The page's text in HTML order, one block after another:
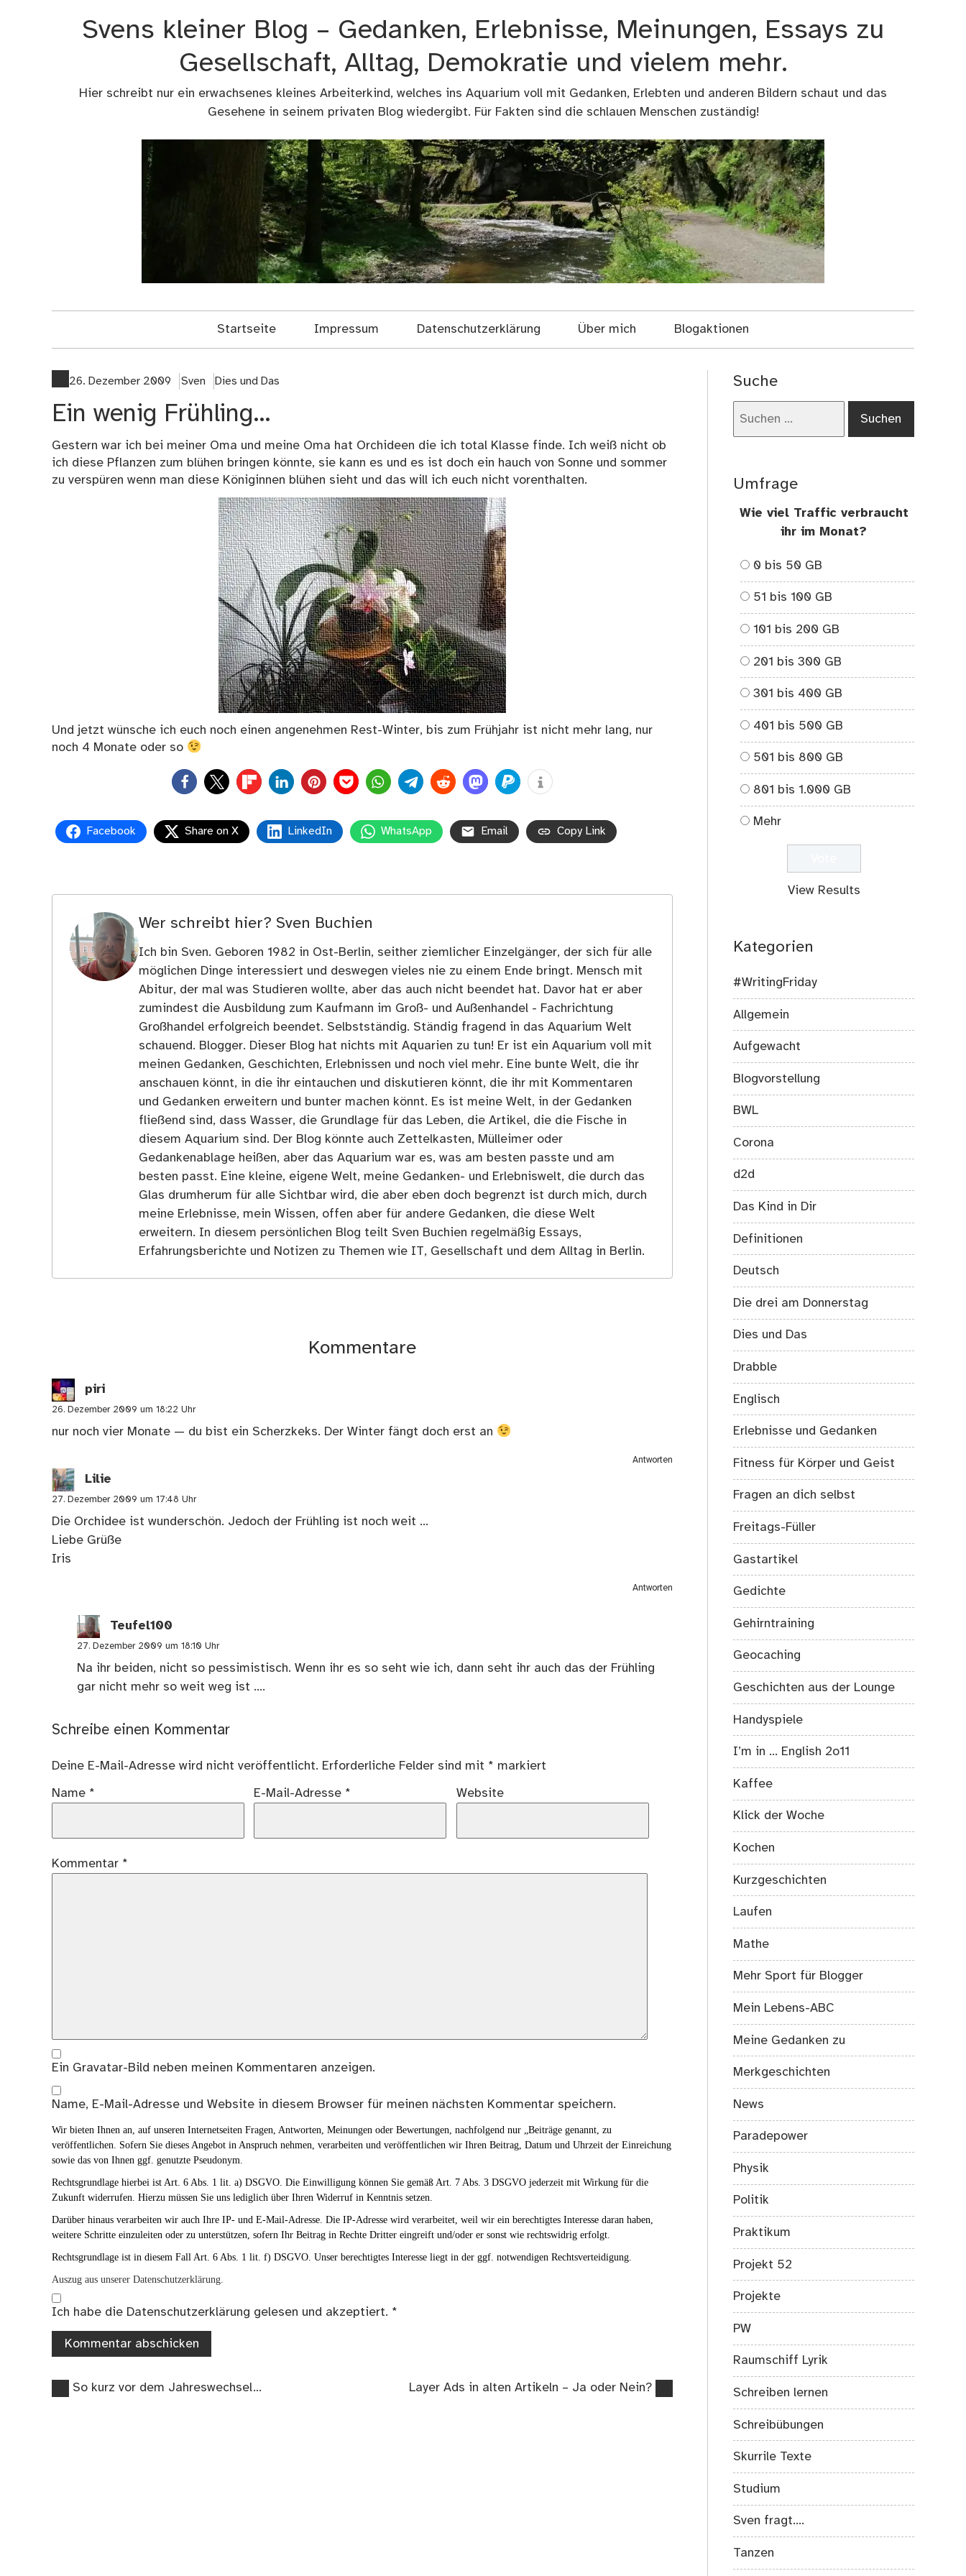
Svens kleiner Blog – Gedanken, Erlebnisse, Meinungen, Essays zu
Gesellschaft, Alltag, Demokratie und vielem mehr.
Hier schreibt nur ein erwachsenes kleines Arbeiterkind, welches ins Aquarium voll mit Gedanken, Erlebten und anderen Bildern schaut und das
Gesehene in seinem privaten Blog wiedergibt. Für Fakten sind die schlauen Menschen zuständig!
Startseite Impressum Datenschutzerklärung Über mich Blogaktionen
26. Dezember 2009 Sven Dies und Das
Ein wenig Frühling…
Gestern war ich bei meiner Oma und meine Oma hat Orchideen die ich total Klasse finde. Ich weiß nicht ob
ich diese Pflanzen zum blühen bringen könnte, sie kann es und es ist doch ein hauch von Sonne und sommer
zu verspüren wenn man diese Königinnen blühen sieht und das will ich euch nicht vorenthalten.
Und jetzt wünsche ich euch noch einen angenehmen Rest-Winter, bis zum Frühjahr ist nicht mehr lang, nur
noch 4 Monate oder so
0
Facebook Share on X LinkedIn WhatsApp Email Copy Link
Wer schreibt hier? Sven Buchien
Ich bin Sven. Geboren 1982 in Ost-Berlin, seither ziemlicher Einzelgänger, der sich für alle
möglichen Dinge interessiert und deswegen vieles nie zu einem Ende bringt. Mensch mit
Abitur, der mal was Studieren wollte, aber das auch nicht beendet hat. Davor hat er aber
zumindest die Ausbildung zum Kaufmann im Groß- und Außenhandel - Fachrichtung
Großhandel erfolgreich beendet. Selbstständig. Ständig fragend in das Aquarium Welt
schauend. Blogger. Dieser Blog hat nichts mit Aquarien zu tun! Er ist ein Aquarium voll mit
meinen Gedanken, Geschichten, Erlebnissen und noch viel mehr. Eine bunte Welt, die ihr
anschauen könnt, in die ihr eintauchen und diskutieren könnt, die ihr mit Kommentaren
und Gedanken erweitern und bunter machen könnt. Es ist meine Welt, in der Gedanken
fließend sind, dass Wasser, die Grundlage für das Leben, die Artikel, die die Fische in
diesem Aquarium sind. Der Blog könnte auch Zettelkasten, Mülleimer oder
Gedankenablage heißen, aber das Aquarium war es, was am besten passte und am
besten passt. Eine kleine, eigene Welt, meine Gedanken- und Erlebniswelt, die durch das
Glas drumherum für alle Sichtbar wird, die aber eben doch begrenzt ist durch mich, durch
meine Erlebnisse, mein Wissen, offen aber für andere Gedanken, die diese Welt
erweitern. In diesem persönlichen Blog teilt Sven Buchien regelmäßig Essays,
Erfahrungsberichte und Notizen zu Themen wie IT, Gesellschaft und dem Alltag in Berlin.
Kommentare
piri
26. Dezember 2009 um 18:22 Uhr
nur noch vier Monate — du bist ein Scherzkeks. Der Winter fängt doch erst an
Antworten
Lilie
27. Dezember 2009 um 17:48 Uhr
Die Orchidee ist wunderschön. Jedoch der Frühling ist noch weit …
Liebe Grüße
Iris
Antworten
Teufel100
27. Dezember 2009 um 18:10 Uhr
Na ihr beiden, nicht so pessimistisch. Wenn ihr es so seht wie ich, dann seht ihr auch das der Frühling
gar nicht mehr so weit weg ist ….
Schreibe einen Kommentar
Deine E-Mail-Adresse wird nicht veröffentlicht. Erforderliche Felder sind mit * markiert
Name * E-Mail-Adresse * Website
Kommentar *
Ein Gravatar-Bild neben meinen Kommentaren anzeigen.
Name, E-Mail-Adresse und Website in diesem Browser für meinen nächsten Kommentar speichern.
Wir bieten Ihnen an, auf unseren Internetseiten Fragen, Antworten, Meinungen oder Bewertungen, nachfolgend nur „Beiträge genannt, zu
veröffentlichen. Sofern Sie dieses Angebot in Anspruch nehmen, verarbeiten und veröffentlichen wir Ihren Beitrag, Datum und Uhrzeit der Einreichung
sowie das von Ihnen ggf. genutzte Pseudonym.
Rechtsgrundlage hierbei ist Art. 6 Abs. 1 lit. a) DSGVO. Die Einwilligung können Sie gemäß Art. 7 Abs. 3 DSGVO jederzeit mit Wirkung für die
Zukunft widerrufen. Hierzu müssen Sie uns lediglich über Ihren Widerruf in Kenntnis setzen.
Darüber hinaus verarbeiten wir auch Ihre IP- und E-Mail-Adresse. Die IP-Adresse wird verarbeitet, weil wir ein berechtigtes Interesse daran haben,
weitere Schritte einzuleiten oder zu unterstützen, sofern Ihr Beitrag in Rechte Dritter eingreift und/oder er sonst wie rechtswidrig erfolgt.
Rechtsgrundlage ist in diesem Fall Art. 6 Abs. 1 lit. f) DSGVO. Unser berechtigtes Interesse liegt in der ggf. notwendigen Rechtsverteidigung.
Auszug aus unserer Datenschutzerklärung.
Ich habe die Datenschutzerklärung gelesen und akzeptiert. *
Beitragsnavigation
Vorheriger
So kurz vor dem Jahreswechsel…
Nächster
Layer Ads in alten Artikeln – Ja oder Nein?
Suche
Umfrage
Wie viel Traffic verbraucht
ihr im Monat?
0 bis 50 GB
51 bis 100 GB
101 bis 200 GB
201 bis 300 GB
301 bis 400 GB
401 bis 500 GB
501 bis 800 GB
801 bis 1.000 GB
Mehr
View Results
Kategorien
#WritingFriday
Allgemein
Aufgewacht
Blogvorstellung
BWL
Corona
d2d
Das Kind in Dir
Definitionen
Deutsch
Die drei am Donnerstag
Dies und Das
Drabble
Englisch
Erlebnisse und Gedanken
Fitness für Körper und Geist
Fragen an dich selbst
Freitags-Füller
Gastartikel
Gedichte
Gehirntraining
Geocaching
Geschichten aus der Lounge
Handyspiele
I’m in … English 2o11
Kaffee
Klick der Woche
Kochen
Kurzgeschichten
Laufen
Mathe
Mehr Sport für Blogger
Mein Lebens-ABC
Meine Gedanken zu
Merkgeschichten
News
Paradepower
Physik
Politik
Praktikum
Projekt 52
Projekte
PW
Raumschiff Lyrik
Schreiben lernen
Schreibübungen
Skurrile Texte
Studium
Sven fragt….
Tanzen